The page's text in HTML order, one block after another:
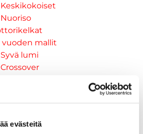
evästeitä
Keskikokoiset
Nuoriso
vuoden mallit
Syvä lumi
Crossover
ADVENTURE ELECTRIC
Syvä lumi